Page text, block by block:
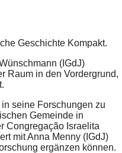
Geschichte Kompakt.
(IGdJ)
Raum in den Vordergrund,
seine Forschungen zu
Gemeinde in
Congregação Israelita
mit Anna Menny (IGdJ)
ergänzen können.